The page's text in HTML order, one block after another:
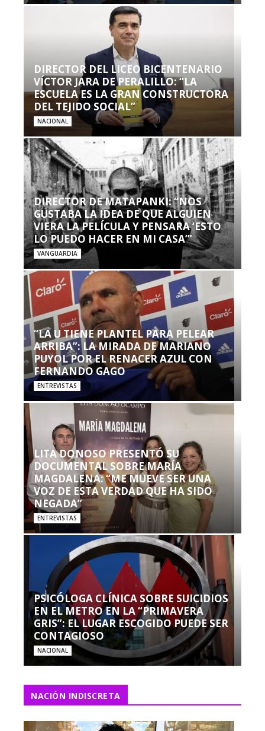
DIRECTOR DEL LICEO BICENTENARIO
VÍCTOR JARA DE PERALILLO: “LA
ESCUELA ES LA GRAN CONSTRUCTORA
DEL TEJIDO SOCIAL”
NACIONAL
DIRECTOR DE MATAPANKI: “NOS
GUSTABA LA IDEA DE QUE ALGUIEN
VIERA LA PELÍCULA Y PENSARA ‘ESTO
LO PUEDO HACER EN MI CASA’”
VANGUARDIA
“LA U TIENE PLANTEL PARA PELEAR
ARRIBA”: LA MIRADA DE MARIANO
PUYOL POR EL RENACER AZUL CON
FERNANDO GAGO
ENTREVISTAS
LITA DONOSO PRESENTÓ SU
DOCUMENTAL SOBRE MARÍA
MAGDALENA: “ME MUEVE SER UNA
VOZ DE ESTA VERDAD QUE HA SIDO
NEGADA”
ENTREVISTAS
PSICÓLOGA CLÍNICA SOBRE SUICIDIOS
EN EL METRO EN LA “PRIMAVERA
GRIS”: EL LUGAR ESCOGIDO PUEDE SER
CONTAGIOSO
NACIONAL
NACIÓN INDISCRETA